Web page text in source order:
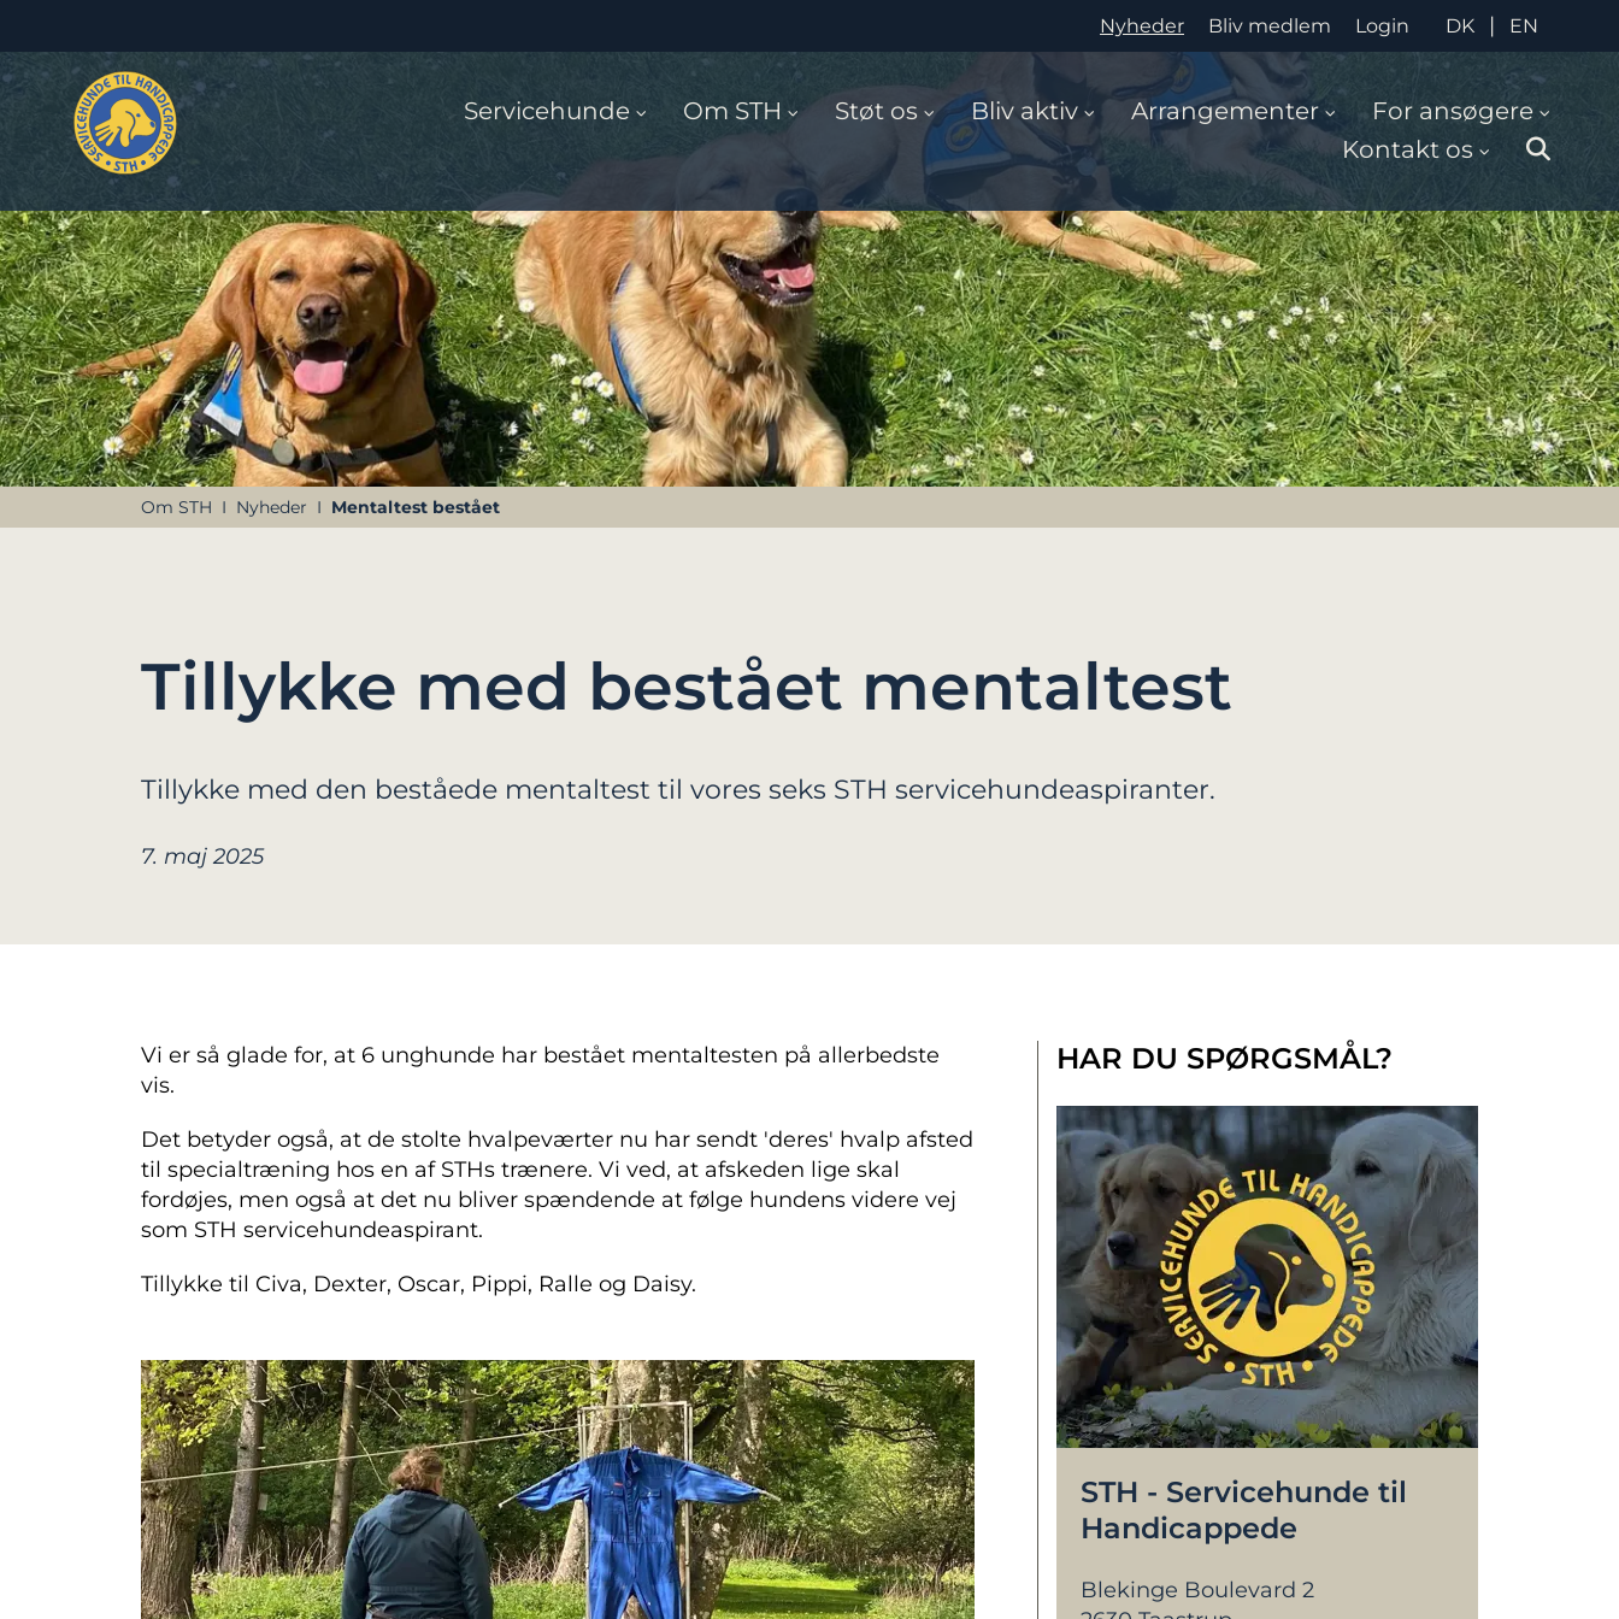
Nyheder
Bliv medlem Login DK | EN
Servicehunde Om STH Støt os Bliv aktiv Arrangementer
For ansøgere
Kontakt os
Om STH Nyheder Mentaltest bestået
Tillykke med bestået mentaltest
Tillykke med den beståede mentaltest til vores seks STH servicehundeaspiranter.
7. maj 2025
Vi er så glade for, at 6 unghunde har bestået mentaltesten på allerbedste
vis.
Det betyder også, at de stolte hvalpeværter nu har sendt 'deres' hvalp afsted
til specialtræning hos en af STHs trænere. Vi ved, at afskeden lige skal
fordøjes, men også at det nu bliver spændende at følge hundens videre vej
som STH servicehundeaspirant.
Tillykke til Civa, Dexter, Oscar, Pippi, Ralle og Daisy.
HAR DU SPØRGSMÅL?
STH - Servicehunde til
Handicappede
Blekinge Boulevard 2